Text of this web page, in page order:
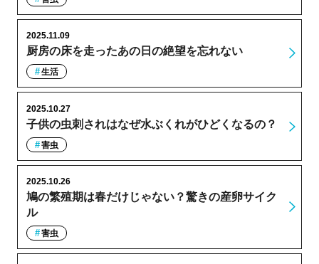
厨房の床を走ったあの日の絶望を忘れない
2025.11.09
生活
子供の虫刺されはなぜ水ぶくれがひどくなるの？
2025.10.27
害虫
鳩の繁殖期は春だけじゃない？驚きの産卵サイク
ル
2025.10.26
害虫